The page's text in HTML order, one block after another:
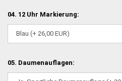
04. 12 Uhr Markierung:
05. Daumenauflagen: